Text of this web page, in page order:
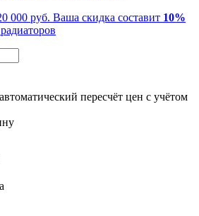
000 руб. Ваша скидка составит 10%
пересчёт цен с учётом